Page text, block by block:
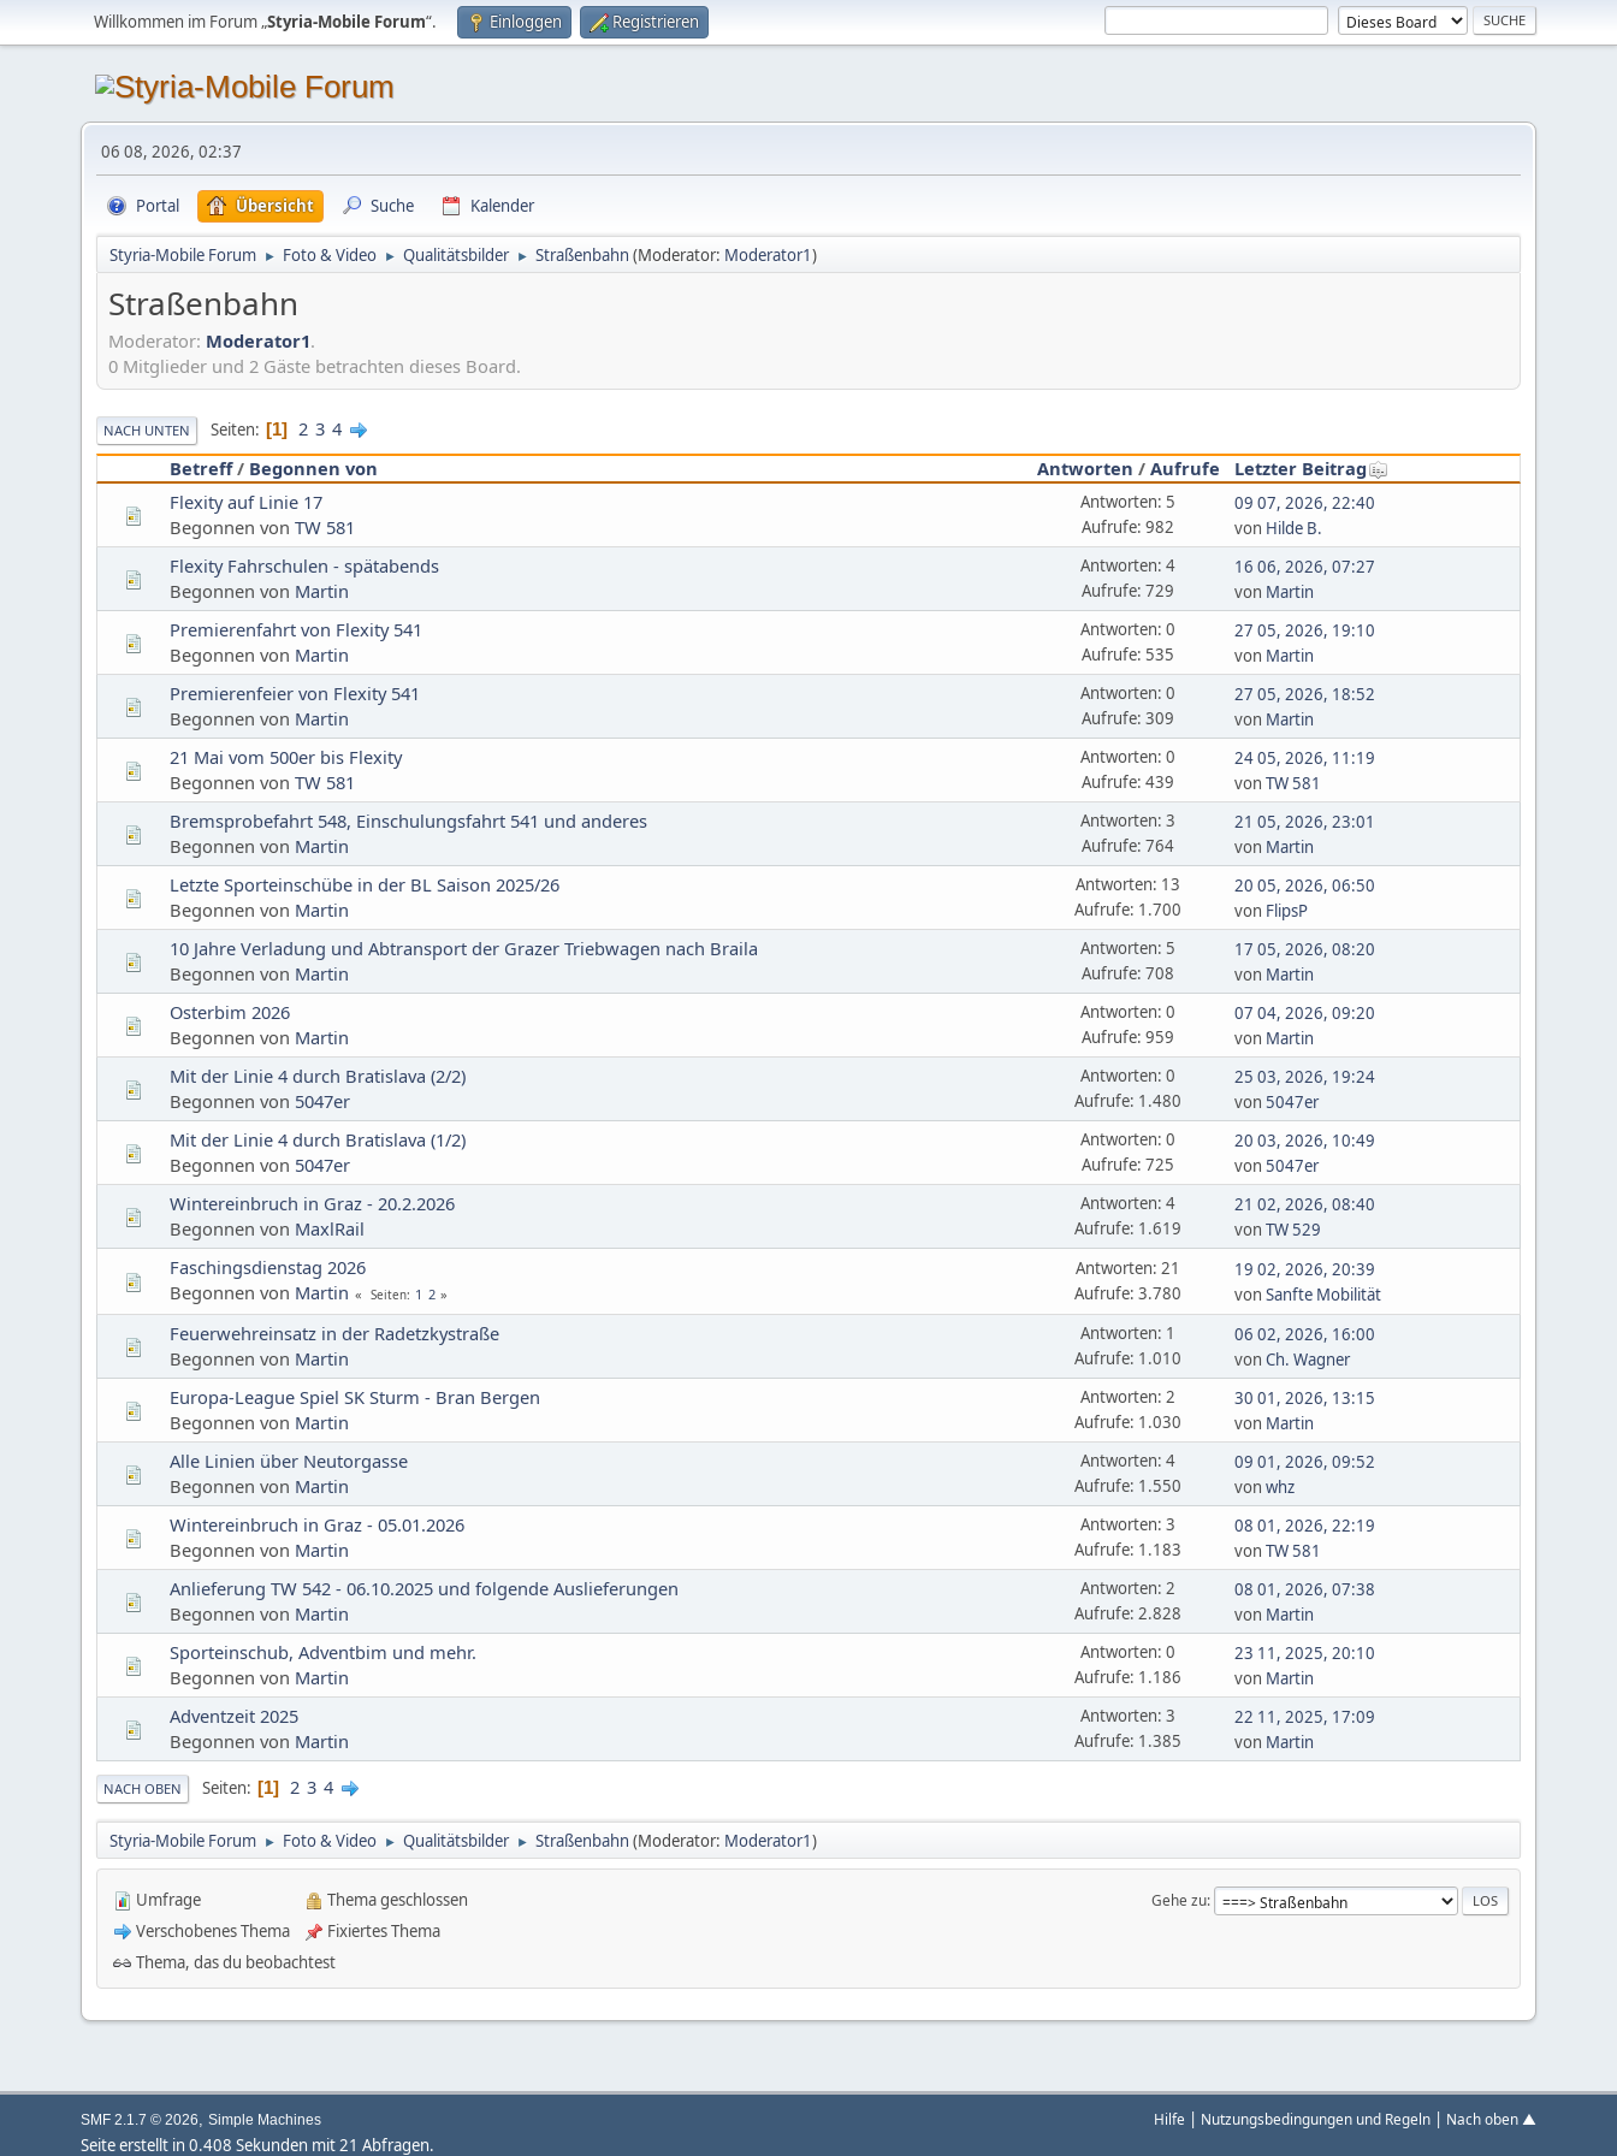
Willkommen im Forum „Styria-Mobile Forum“. Einloggen Registrieren
06 08, 2026, 02:37
Portal Übersicht Suche Kalender
Styria-Mobile Forum ► Foto & Video ► Qualitätsbilder ► Straßenbahn (Moderator: Moderator1)
Straßenbahn
Moderator: Moderator1.
0 Mitglieder und 2 Gäste betrachten dieses Board.
NACH UNTEN Seiten 1 2 3 4
Betreff/ Begonnen von Antworten / Aufrufe
Letzter Beitrag
Flexity auf Linie 17
Begonnen vonTW 581
Antworten: 5
Aufrufe: 982
09 07, 2026, 22:40
von Hilde B.
Flexity Fahrschulen - spätabends
Begonnen von Martin
Antworten: 4
Aufrufe: 729
16 06, 2026, 07:27
von Martin
Premierenfahrt von Flexity 541
Begonnen von Martin
Antworten: 0
Aufrufe: 535
27 05, 2026, 19:10
von Martin
Premierenfeier von Flexity 541
Begonnen von Martin
Antworten: 0
Aufrufe: 309
27 05, 2026, 18:52
von Martin
21 Mai vom 500er bis Flexity
Begonnen vonTW 581
Antworten: 0
Aufrufe: 439
24 05, 2026, 11:19
vonTW 581
Bremsprobefahrt 548, Einschulungsfahrt 541 und anderes
Begonnen von Martin
Antworten: 3
Aufrufe: 764
21 05, 2026, 23:01
von Martin
Letzte Sporteinschübe in der BL Saison 2025/26
Begonnen von Martin
Antworten: 13
Aufrufe: 1.700
20 05, 2026, 06:50
von FlipsP
10 Jahre Verladung und Abtransport der Grazer Triebwagen nach Braila
Begonnen von Martin
Antworten: 5
Aufrufe: 708
17 05, 2026, 08:20
von Martin
Osterbim 2026
Begonnen von Martin
Antworten: 0
Aufrufe: 959
07 04, 2026, 09:20
von Martin
Mit der Linie 4 durch Bratislava (2/2)
Begonnen von 5047er
Antworten: 0
Aufrufe: 1.480
25 03, 2026, 19:24
von5047er
Mit der Linie 4 durch Bratislava (1/2)
Begonnen von 5047er
Antworten: 0
Aufrufe: 725
20 03, 2026, 10:49
von5047er
Wintereinbruch in Graz - 20.2.2026
Begonnen von MaxlRail
Antworten: 4
Aufrufe: 1.619
21 02, 2026, 08:40
vonTW 529
Faschingsdienstag 2026
Begonnen von Martin Seiten 1 2
Antworten: 21
Aufrufe: 3.780
19 02, 2026, 20:39
vonSanfte Mobilität
Feuerwehreinsatz in der Radetzkystraße
Begonnen von Martin
Antworten: 1
Aufrufe: 1.010
06 02, 2026, 16:00
vonCh. Wagner
Europa-League Spiel SK Sturm - Bran Bergen
Begonnen von Martin
Antworten: 2
Aufrufe: 1.030
30 01, 2026, 13:15
von Martin
Alle Linien über Neutorgasse
Begonnen von Martin
Antworten: 4
Aufrufe: 1.550
09 01, 2026, 09:52
vonwhz
Wintereinbruch in Graz - 05.01.2026
Begonnen von Martin
Antworten: 3
Aufrufe: 1.183
08 01, 2026, 22:19
vonTW 581
Anlieferung TW 542 - 06.10.2025 und folgende Auslieferungen
Begonnen von Martin
Antworten: 2
Aufrufe: 2.828
08 01, 2026, 07:38
von Martin
Sporteinschub, Adventbim und mehr.
Begonnen von Martin
Antworten: 0
Aufrufe: 1.186
23 11, 2025, 20:10
von Martin
Adventzeit 2025
Begonnen von Martin
Antworten: 3
Aufrufe: 1.385
22 11, 2025, 17:09
von Martin
NACH OBEN Seiten 1 2 3 4
Styria-Mobile Forum ► Foto & Video ► Qualitätsbilder ► Straßenbahn (Moderator: Moderator1)
Gehe zu
Umfrage
Verschobenes Thema
Thema geschlossen
Fixiertes Thema
Thema, das du beobachtest
Hilfe | Nutzungsbedingungen und Regeln| Nach oben ▲
SMF 2.1.7 © 2026,Simple Machines
Seite erstellt in 0.408 Sekunden mit 21 Abfragen.